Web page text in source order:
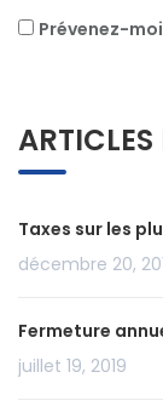
Prévenez-
ARTICLES
Taxes sur les
décembre 20,
Fermeture
juillet 19, 2019